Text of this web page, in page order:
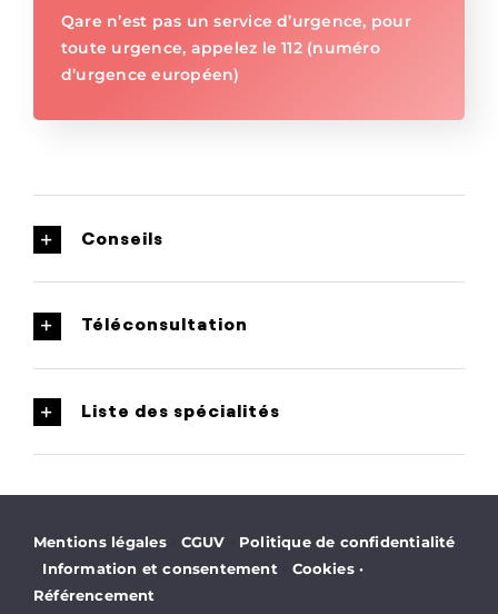
Qare n’est pas un service d’urgence, pour
toute urgence, appelez le 112 (numéro
d’urgence européen)
Conseils
Téléconsultation
Liste des spécialités
Mentions légales CGUV Politique de confidentialité
Information et consentement Cookies·
Référencement